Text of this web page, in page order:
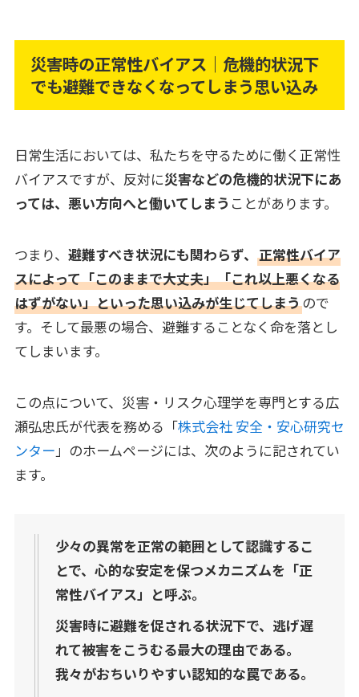
災害時の正常性バイアス｜危機的状況下
でも避難できなくなってしまう思い込み
日常生活においては、私たちを守るために働く正常性
バイアスですが、反対に災害などの危機的状況下にあ
っては、悪い方向へと働いてしまう ことがあります。
つまり、 避難すべき状況にも関わらず、 正常性バイア
スによって「このままで大丈夫」「これ以上悪くなる
はずがない」といった思い込みが生じてしまうので
す。そして最悪の場合、避難することなく命を落とし
てしまいます。
この点について、災害・リスク心理学を専門とする広
瀬弘忠氏が代表を務める「株式会社 安全・安心研究セ
ンター 」のホームページには、次のように記されてい
ます。
少々の異常を正常の範囲として認識するこ
とで、心的な安定を保つメカニズムを「正
常性バイアス」と呼ぶ。
災害時に避難を促される状況下で、逃げ遅
れて被害をこうむる最大の理由である。
我々がおちいりやすい認知的な罠である。